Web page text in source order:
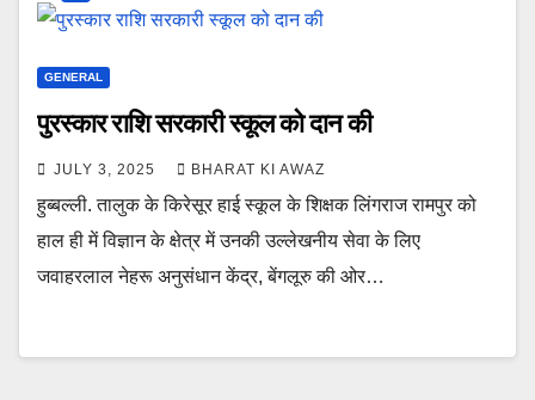
GENERAL
पुरस्कार राशि सरकारी स्कूल को दान की
JULY 3, 2025 BHARAT KI AWAZ
हुब्बल्ली. तालुक के किरेसूर हाई स्कूल के शिक्षक लिंगराज रामपुर को
हाल ही में विज्ञान के क्षेत्र में उनकी उल्लेखनीय सेवा के लिए
जवाहरलाल नेहरू अनुसंधान केंद्र, बेंगलूरु की ओर…